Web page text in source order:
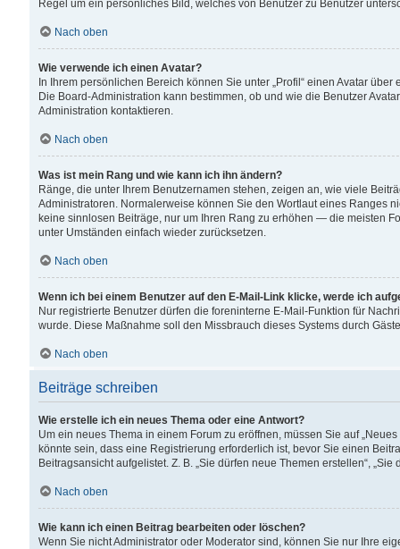
Regel um ein persönliches Bild, welches von Benutzer zu Benutzer
Nach oben
Wie verwende ich einen Avatar?
In Ihrem persönlichen Bereich können Sie unter „Profil“ einen Avatar
Die Board-Administration kann bestimmen, ob und wie die Benutzer
Administration kontaktieren.
Nach oben
Was ist mein Rang und wie kann ich ihn ändern?
Ränge, die unter Ihrem Benutzernamen stehen, zeigen an, wie viele
Administratoren. Normalerweise können Sie den Wortlaut eines Ranges
keine sinnlosen Beiträge, nur um Ihren Rang zu erhöhen — die meisten
unter Umständen einfach wieder zurücksetzen.
Nach oben
Wenn ich bei einem Benutzer auf den E-Mail-Link klicke, werde ich
Nur registrierte Benutzer dürfen die foreninterne E-Mail-Funktion für
wurde. Diese Maßnahme soll den Missbrauch dieses Systems durch
Nach oben
Beiträge schreiben
Wie erstelle ich ein neues Thema oder eine Antwort?
Um ein neues Thema in einem Forum zu eröffnen, müssen Sie auf
könnte sein, dass eine Registrierung erforderlich ist, bevor Sie einen
Beitragsansicht aufgelistet. Z. B. „Sie dürfen neue Themen erstellen“,
Nach oben
Wie kann ich einen Beitrag bearbeiten oder löschen?
Wenn Sie nicht Administrator oder Moderator sind, können Sie nur Ihre